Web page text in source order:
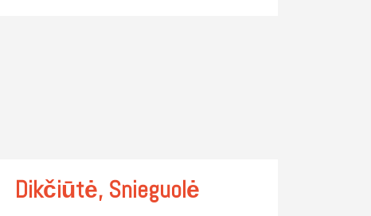
Dikčiūtė, Snieguolė